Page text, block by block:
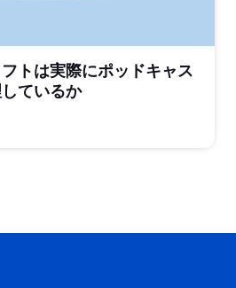
トは実際にポッドキャス
ているか